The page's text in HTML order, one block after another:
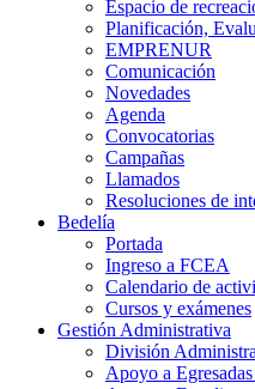
Espacio de
Planificación,
EMPRENUR
Comunicación
Novedades
Agenda
Convocatorias
Campañas
Llamados
Resoluciones de
Bedelía
Portada
Ingreso a FCEA
Calendario de
Cursos y exámenes
Gestión Administrativa
División
Apoyo a